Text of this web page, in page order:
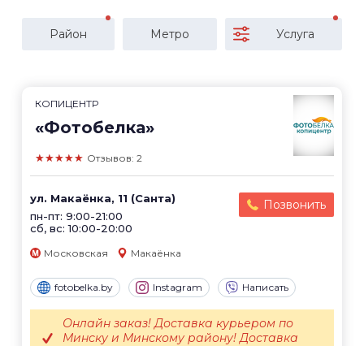
Район Метро Услуга
КОПИЦЕНТР
«Фотобелка»
★★★★★ Отзывов: 2
ул. Макаёнка, 11 (Санта)
пн-пт: 9:00-21:00
сб, вс: 10:00-20:00
Позвонить
Московская Макаёнка
fotobelka.by Instagram Написать
Онлайн заказ! Доставка курьером по
Минску и Минскому району! Доставка